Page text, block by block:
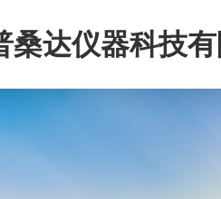
桑达仪器科技